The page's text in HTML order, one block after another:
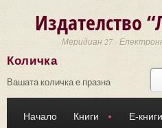
Издателство
Меридиан 27 -
Количка
Вашата количка е празна
Начало Книги Е-книги